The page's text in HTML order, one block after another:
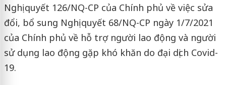
Nghị quyết 126/NQ-CP của Chính phủ về việc sửa
đổi, bổ sung Nghị quyết 68/NQ-CP ngày 1/7/2021
của Chính phủ về hỗ trợ người lao động và người
sử dụng lao động gặp khó khăn do đại dịch Covid-
19.